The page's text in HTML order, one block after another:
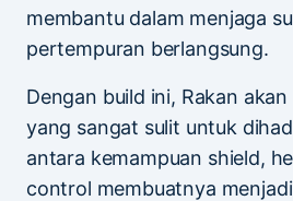
membantu dalam menjaga
pertempuran berlangsung.
Dengan build ini, Rakan
yang sangat sulit untuk
antara kemampuan shield,
control membuatnya